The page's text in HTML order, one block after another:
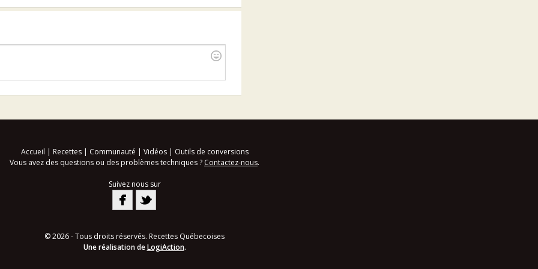
Accueil | Recettes| Communauté | Vidéos| Outils de conversions
Vous avez des questions ou des problèmes techniques ? Contactez-nous.
Suivez nous sur
© 2026 - Tous droits réservés. Recettes Québecoises
Une réalisation deLogiAction.